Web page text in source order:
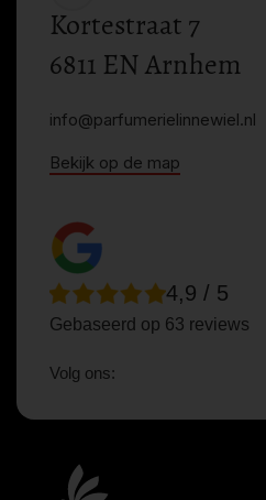
Kortestraat 7
6811 EN Arnhem
info@parfumerielinnewiel.nl
Bekijk op de map
4,9 / 5
Gebaseerd op 63 reviews
Volg ons: